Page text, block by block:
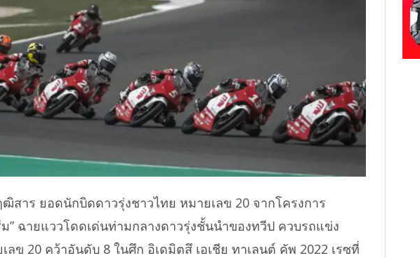
ฒิสาร ยอดนักบิดดาวรุ่งชาวไทย หมายเลข 20 จากโครงการ
” ฉายแววโดดเด่นท่ามกลางดาวรุ่งชั้นนำของทวีป ควบรถแข่ง
ลข 20 คว้าอันดับ 8 ในศึก อิเดมิตสึ เอเชีย ทาเลนต์ คัพ 2022 เรซที่